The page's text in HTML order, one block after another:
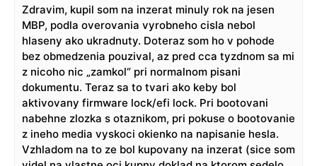
Zdravim, kupil som na inzerat minuly rok na jesen
MBP, podla overovania vyrobneho cisla nebol
hlaseny ako ukradnuty. Doteraz som ho v pohode
bez obmedzenia pouzival, az pred cca tyzdnom sa mi
z nicoho nic „zamkol“ pri normalnom pisani
dokumentu. Teraz sa to tvari ako keby bol
aktivovany firmware lock/efi lock. Pri bootovani
nabehne zlozka s otaznikom, pri pokuse o bootovanie
z ineho media vyskoci okienko na napisanie hesla.
Vzhladom na to ze bol kupovany na inzerat (sice som